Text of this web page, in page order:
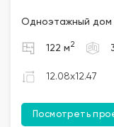
Одноэтажный дом
122 м 2
12.08x12.47
Посмотреть